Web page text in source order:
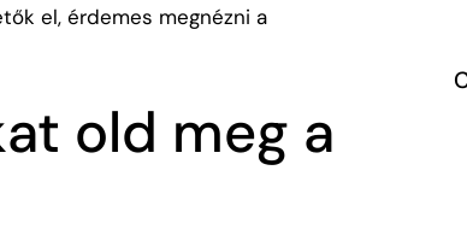
el, érdemes megnézni a
old meg a